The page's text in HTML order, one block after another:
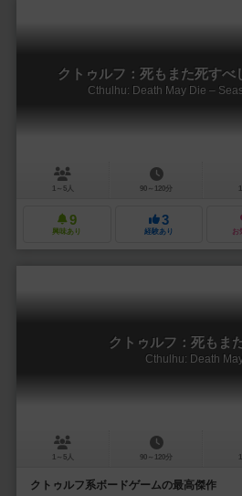
クトゥルフ：死もまた死す
Cthulhu: Death May Die –
1～5人 90～120分
9
興味あり
3
経験あり お
クトゥルフ：死もま
Cthulhu: Death
1～5人 90～120分
クトゥルフ系ボードゲームの最高傑作